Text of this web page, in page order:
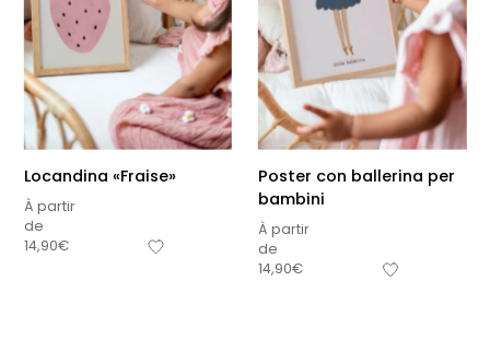
Locandina «Fraise»
À partir
de
14,90€
Poster con ballerina per
bambini
À partir
de
14,90€